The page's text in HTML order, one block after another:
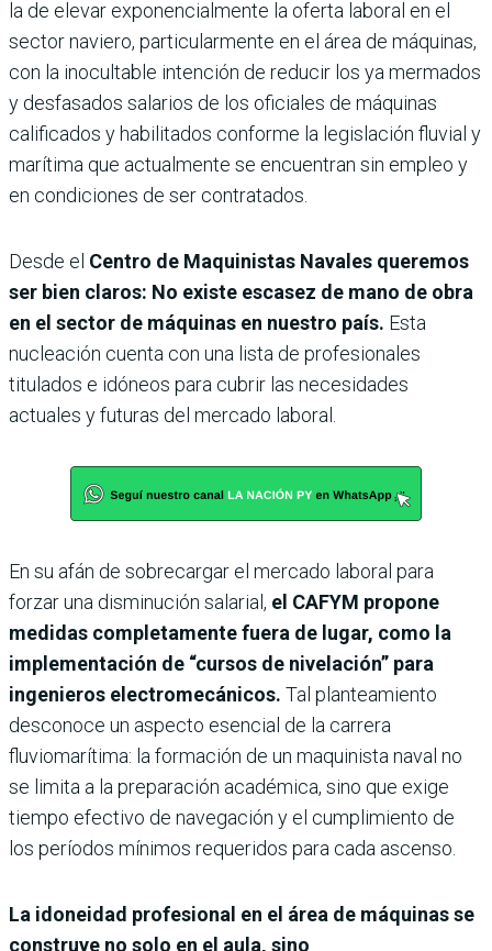
la de elevar exponencialmente la oferta laboral en el
sector naviero, particularmente en el área de máquinas,
con la inocultable intención de reducir los ya mermados
y desfasados salarios de los oficiales de máquinas
calificados y habilitados conforme la legislación fluvial y
marítima que actualmente se encuentran sin empleo y
en condiciones de ser contratados.
Desde el Centro de Maquinistas Navales queremos
ser bien claros: No existe escasez de mano de obra
en el sector de máquinas en nuestro país. Esta
nucleación cuenta con una lista de profesionales
titulados e idóneos para cubrir las necesidades
actuales y futuras del mercado laboral.
En su afán de sobrecargar el mercado laboral para
forzar una disminución salarial, el CAFYM propone
medidas completamente fuera de lugar, como la
implementación de “cursos de nivelación” para
ingenieros electromecánicos. Tal planteamiento
desconoce un aspecto esencial de la carrera
fluviomarítima: la formación de un maquinista naval no
se limita a la preparación académica, sino que exige
tiempo efectivo de navegación y el cumplimiento de
los períodos mínimos requeridos para cada ascenso.
La idoneidad profesional en el área de máquinas se
construye no solo en el aula, sino